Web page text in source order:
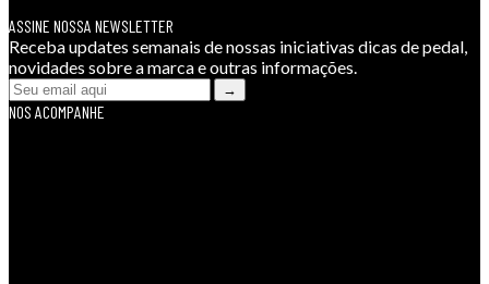
ASSINE NOSSA NEWSLETTER
Receba updates semanais de nossas iniciativas dicas de pedal,
novidades sobre a marca e outras informações.
NOS ACOMPANHE